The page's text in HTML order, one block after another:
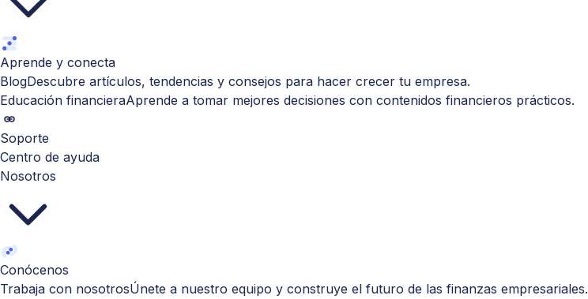
Aprende y conecta
BlogDescubre artículos, tendencias y consejos para hacer crecer tu empresa.
Educación financieraAprende a tomar mejores decisiones con contenidos financieros prácticos.
Soporte
Centro de ayuda
Nosotros
Conócenos
Trabaja con nosotrosÚnete a nuestro equipo y construye el futuro de las finanzas empresariales.